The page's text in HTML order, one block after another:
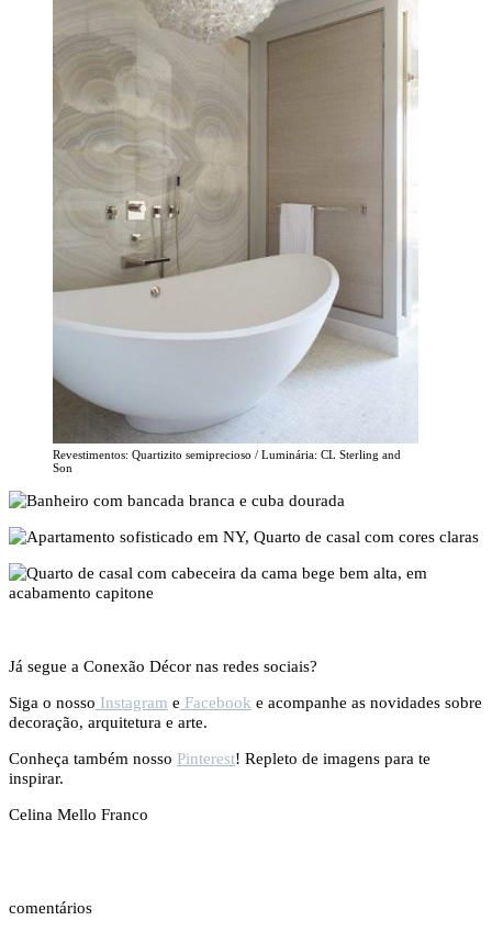
Revestimentos: Quartizito semiprecioso / Luminária: CL Sterling and
Son
Já segue a Conexão Décor nas redes sociais?
Siga o nosso Instagram e Facebook e acompanhe as novidades sobre
decoração, arquitetura e arte.
Conheça também nosso Pinterest! Repleto de imagens para te
inspirar.
Celina Mello Franco
comentários